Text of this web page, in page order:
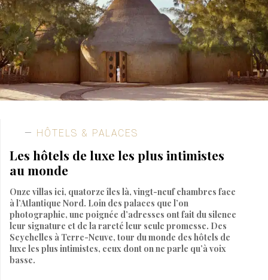
HÔTELS & PALACES
Les hôtels de luxe les plus intimistes
au monde
Onze villas ici, quatorze îles là, vingt-neuf chambres face
à l’Atlantique Nord. Loin des palaces que l’on
photographie, une poignée d’adresses ont fait du silence
leur signature et de la rareté leur seule promesse. Des
Seychelles à Terre-Neuve, tour du monde des hôtels de
luxe les plus intimistes, ceux dont on ne parle qu’à voix
basse.